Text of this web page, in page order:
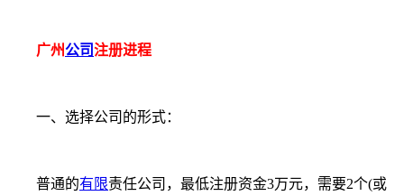
广州公司注册进程
一、选择公司的形式：
普通的有限责任公司，最低注册资金3万元，需要2个(或